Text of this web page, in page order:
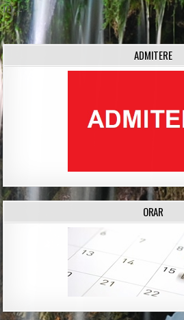
II) →
ADMITERE
ORAR